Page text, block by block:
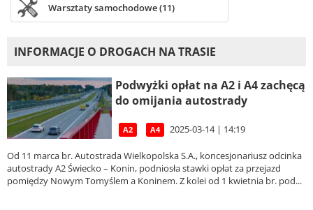
Warsztaty samochodowe (11)
INFORMACJE O DROGACH NA TRASIE
Podwyżki opłat na A2 i A4 zachęcą
do omijania autostrady
A2 A4 2025-03-14 | 14:19
Od 11 marca br. Autostrada Wielkopolska S.A., koncesjonariusz odcinka
autostrady A2 Świecko – Konin, podniosła stawki opłat za przejazd
pomiędzy Nowym Tomyślem a Koninem. Z kolei od 1 kwietnia br. pod...